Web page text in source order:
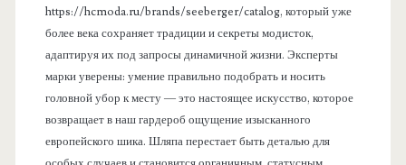
https://hcmoda.ru/brands/seeberger/catalog, который уже
более века сохраняет традиции и секреты модисток,
адаптируя их под запросы динамичной жизни. Эксперты
марки уверены: умение правильно подобрать и носить
головной убор к месту — это настоящее искусство, которое
возвращает в наш гардероб ощущение изысканного
европейского шика. Шляпа перестает быть деталью для